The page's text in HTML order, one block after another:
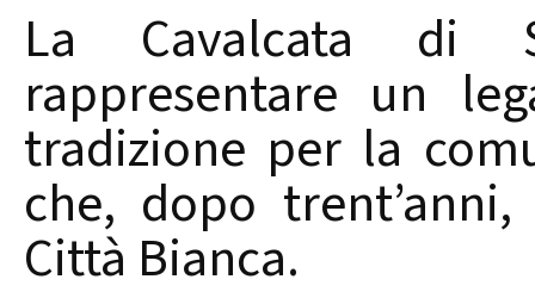
La Cavalcata di
rappresentare un
tradizione per la
che, dopo
Città Bianca.